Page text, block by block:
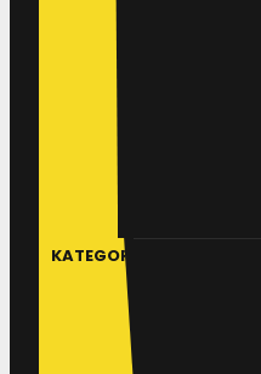
KATEGORIJE